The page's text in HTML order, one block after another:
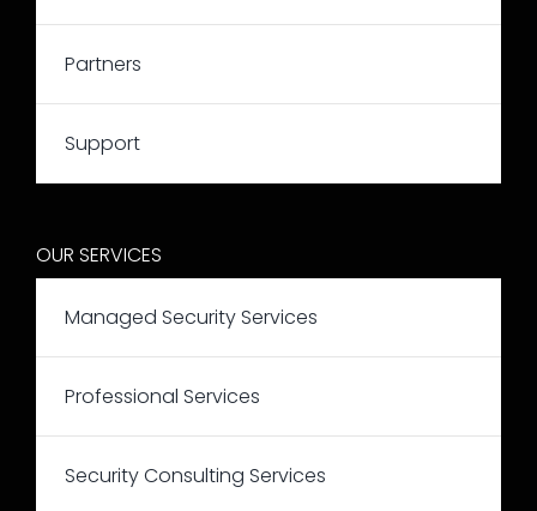
Partners
Support
OUR SERVICES
Managed Security Services
Professional Services
Security Consulting Services